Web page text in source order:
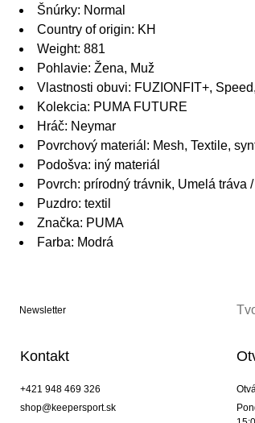
Šnúrky: Normal
Country of origin: KH
Weight: 881
Pohlavie: Žena, Muž
Vlastnosti obuvi: FUZIONFIT+,
Kolekcia: PUMA FUTURE
Hráč: Neymar
Povrchový materiál: Mesh, Textile,
Podošva: iný materiál
Povrch: prírodný trávnik, Umelá tráva
Puzdro: textil
Značka: PUMA
Farba: Modrá
Newsletter
Kontakt
+421 948 469 326
shop@keepersport.sk